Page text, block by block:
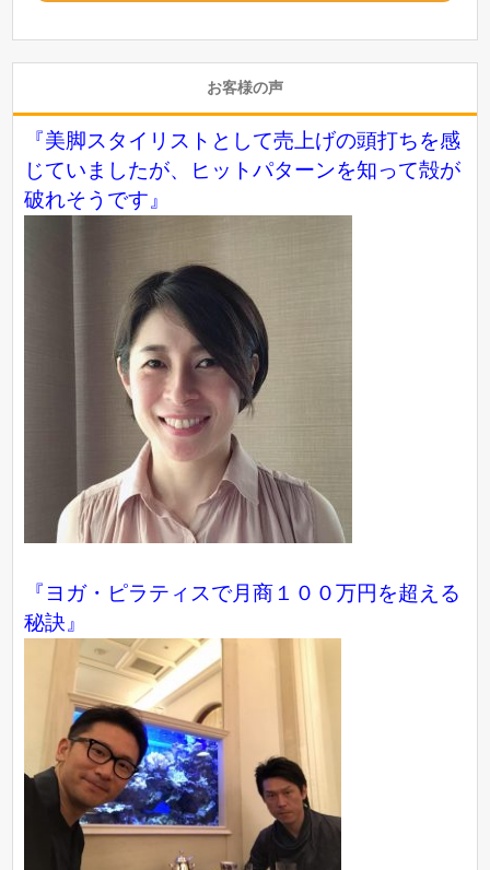
お客様の声
『美脚スタイリストとして売上げの頭打ちを感
じていましたが、ヒットパターンを知って殻が
破れそうです』
『ヨガ・ピラティスで月商１００万円を超える
秘訣』